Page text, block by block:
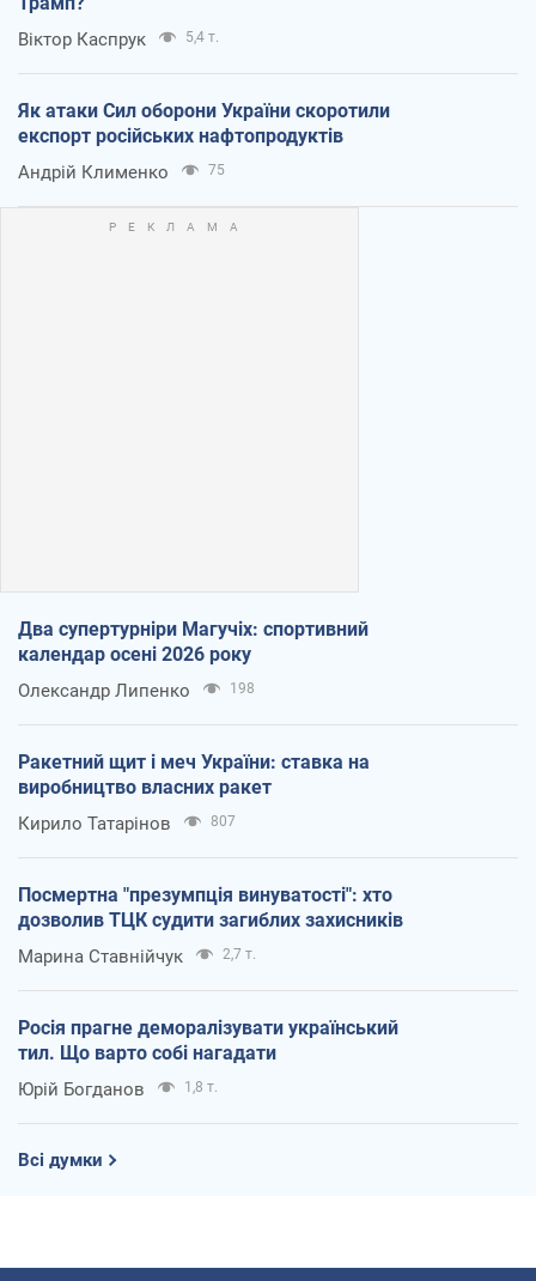
Віктор Каспрук 5,4 т.
Як атаки Сил оборони України скоротили
експорт російських нафтопродуктів
Андрій Клименко 75
Два супертурніри Магучіх: спортивний
календар осені 2026 року
Олександр Липенко 198
Ракетний щит і меч України: ставка на
виробництво власних ракет
Кирило Татарінов 807
Посмертна "презумпція винуватості": хто
дозволив ТЦК судити загиблих захисників
Марина Ставнійчук 2,7 т.
Росія прагне деморалізувати український
тил. Що варто собі нагадати
Юрій Богданов 1,8 т.
Всі думки